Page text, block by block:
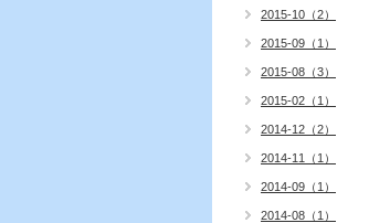
2015-10（2）
2015-09（1）
2015-08（3）
2015-02（1）
2014-12（2）
2014-11（1）
2014-09（1）
2014-08（1）